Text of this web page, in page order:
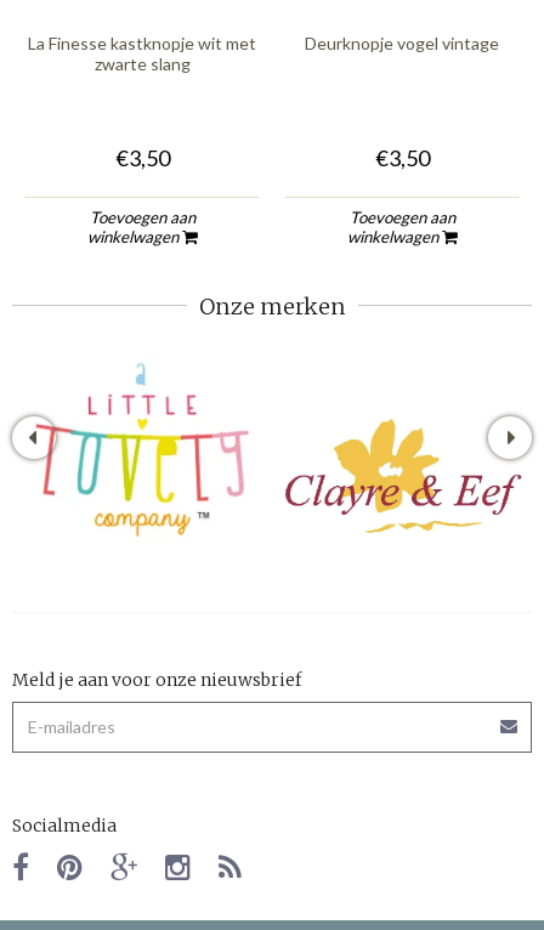
La Finesse kastknopje wit met
zwarte slang
€3,50
Toevoegen aan
winkelwagen
Deurknopje vogel vintage
€3,50
Toevoegen aan
winkelwagen
Onze merken
Meld je aan voor onze nieuwsbrief
Socialmedia